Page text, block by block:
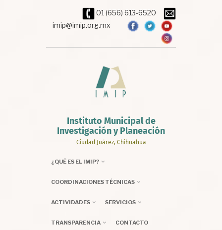
01 (656) 613-6520
imip@imip.org.mx
Instituto Municipal de
Investigación y Planeación
Ciudad Juárez, Chihuahua
¿QUÉ ES EL IMIP?
COORDINACIONES TÉCNICAS
ACTIVIDADES SERVICIOS
TRANSPARENCIA CONTACTO